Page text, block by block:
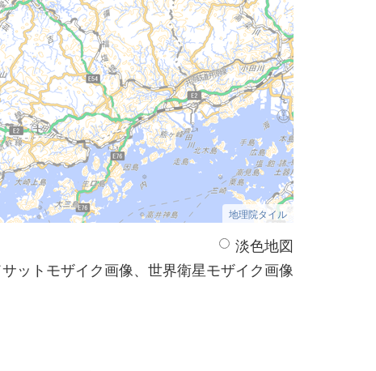
地理院タイル
淡色地図
ットモザイク画像、世界衛星モザイク画像